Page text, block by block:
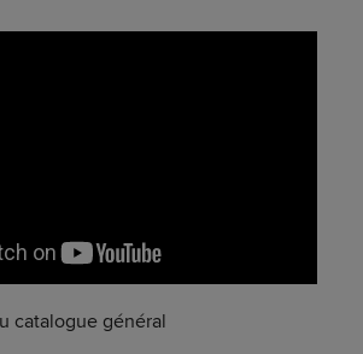
catalogue général